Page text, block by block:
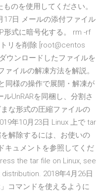
のを使用してください。
17日 メールの添付ファイル
形式に暗号化する。 rm -rf
リを削除 [root@centos
ウンロードしたファイルを
イルの解凍方法を解説。
同様の操作で展開・解凍が
UnRARを同梱し、分割さ
な形式の圧縮ファイルの
年10月23日 Linux 上で tar
解除するには、お使いの
キュメントを参照してくだ
the tar file on Linux, see
2018年4月26日
コマンドを使えるように